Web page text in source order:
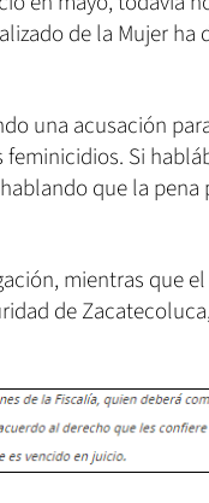
de la Mujer
una acusación
Si
que la pena
mientras que
de